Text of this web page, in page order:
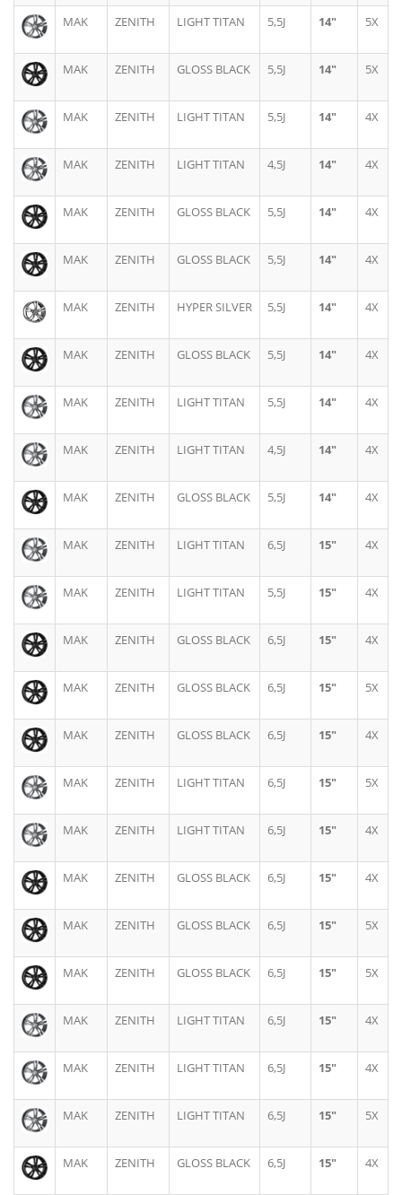
MAK ZENITH LIGHT TITAN 5,5J 14" 5X
MAK ZENITH GLOSS BLACK 5,5J 14" 5X
MAK ZENITH LIGHT TITAN 5,5J 14" 4X
MAK ZENITH LIGHT TITAN 4,5J 14" 4X
MAK ZENITH GLOSS BLACK 5,5J 14" 4X
MAK ZENITH GLOSS BLACK 5,5J 14" 4X
MAK ZENITH HYPER SILVER 5,5J 14" 4X
MAK ZENITH GLOSS BLACK 5,5J 14" 4X
MAK ZENITH LIGHT TITAN 5,5J 14" 4X
MAK ZENITH LIGHT TITAN 4,5J 14" 4X
MAK ZENITH GLOSS BLACK 5,5J 14" 4X
MAK ZENITH LIGHT TITAN 6,5J 15" 4X
MAK ZENITH LIGHT TITAN 5,5J 15" 4X
MAK ZENITH GLOSS BLACK 6,5J 15" 4X
MAK ZENITH GLOSS BLACK 6,5J 15" 5X
MAK ZENITH GLOSS BLACK 6,5J 15" 4X
MAK ZENITH LIGHT TITAN 6,5J 15" 5X
MAK ZENITH LIGHT TITAN 6,5J 15" 4X
MAK ZENITH GLOSS BLACK 6,5J 15" 4X
MAK ZENITH GLOSS BLACK 6,5J 15" 5X
MAK ZENITH GLOSS BLACK 6,5J 15" 5X
MAK ZENITH LIGHT TITAN 6,5J 15" 4X
MAK ZENITH LIGHT TITAN 6,5J 15" 4X
MAK ZENITH LIGHT TITAN 6,5J 15" 5X
MAK ZENITH GLOSS BLACK 6,5J 15" 4X